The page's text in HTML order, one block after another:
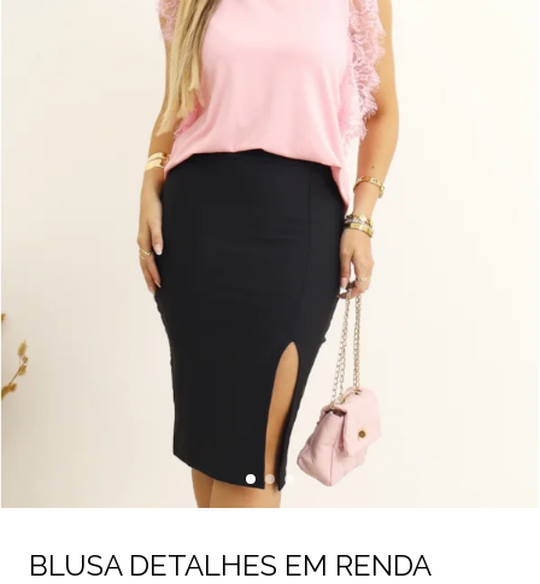
BLUSA DETALHES EM RENDA